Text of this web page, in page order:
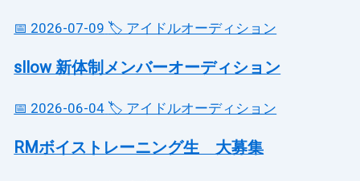
📅 2026-07-09 🏷️ アイドルオーディション
sllow 新体制メンバーオーディション
📅 2026-06-04 🏷️ アイドルオーディション
RMボイストレーニング生 大募集